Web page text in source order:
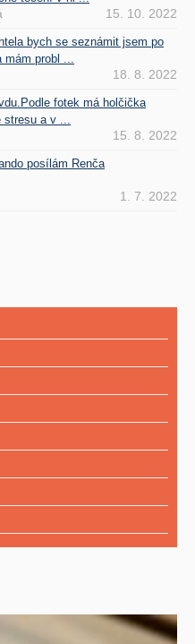
15. 10. 2022
bych se seznámit jsem po
mám probl ...
18. 8. 2022
fotek má holčička
stresu a v ...
15. 8. 2022
posílám Renča
1. 7. 2022